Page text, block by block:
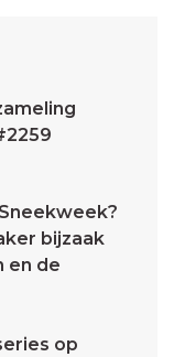
bijzaak
en de
op